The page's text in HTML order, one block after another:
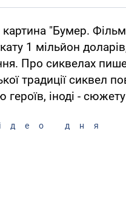
картина "Бумер.
1 мільйон
Про сиквелах
традиції сиквел
іноді - сюжету
дня